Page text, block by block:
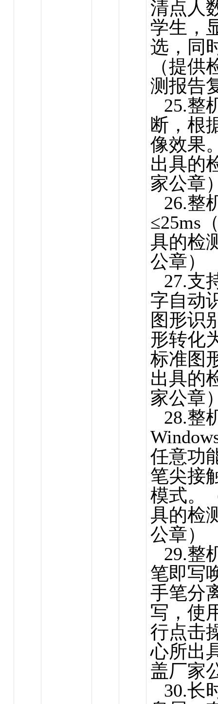
清点人
学生，
选，同
（提供
测报告
25.整
断，根
像效果
出具的
家公章
26.整
≤25ms
具的检
公章）
27.支
字自动
图形识
形转化
标准图
出具的
家公章
28.整
任意功
笔尖接
模式。
具的检
公章）
29.整
笔即写
手笔分
写，使
行点击
心所出
盖厂家
30.长